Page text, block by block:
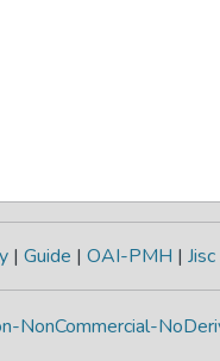
| Guide | OAI-PMH | Jisc
NonCommercial-